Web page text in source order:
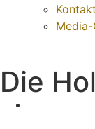
Kontakt
Die